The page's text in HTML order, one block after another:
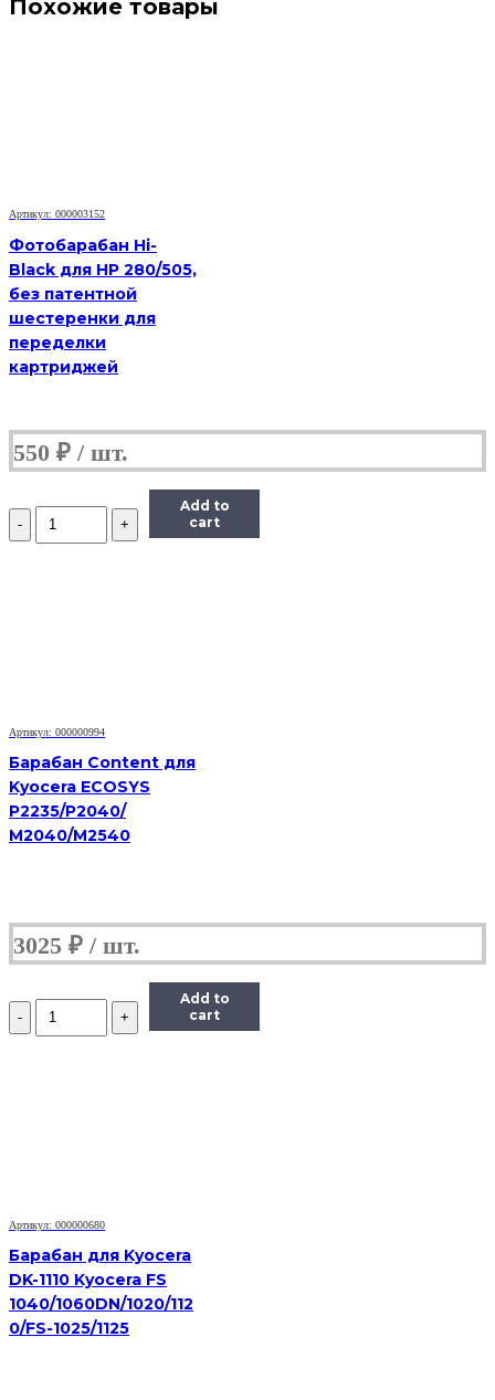
Похожие товары
Артикул: 000003152
Фотобарабан Hi-
Black для HP 280/505,
без патентной
шестеренки для
переделки
картриджей
550 ₽
Количество
Барабан
Add to
cart
Артикул: 000000994
Барабан Content для
Kyocera ECOSYS
P2235/P2040/
M2040/M2540
3025 ₽
Количество
Барабан
Add to
cart
Артикул: 000000680
Барабан для Kyocera
DK-1110 Kyocera FS
1040/1060DN/1020/112
0/FS-1025/1125